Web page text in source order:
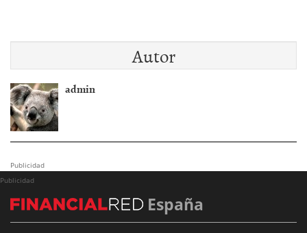
Autor
admin
Publicidad
Publicidad
España